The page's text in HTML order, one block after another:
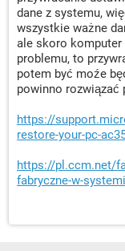
dane z systemu,
wszystkie ważne
ale skoro komputer
problemu, to
potem być moźe
powinno rozwiązać
https://
restore-your-pc-
https://pl.ccm.net/
fabryczne-w-